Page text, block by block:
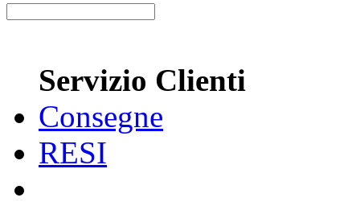
Servizio Clienti
Consegne
RESI